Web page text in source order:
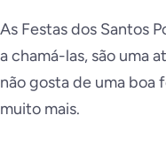
As Festas dos Santos
a chamá-las, são uma
não gosta de uma boa
muito mais.